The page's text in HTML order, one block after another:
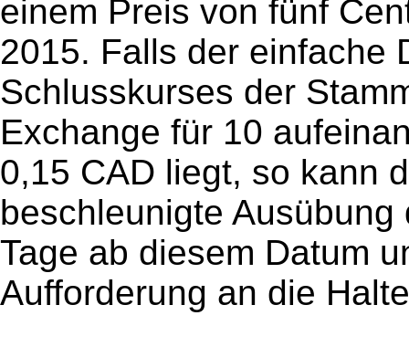
einem Preis von fünf
2015. Falls der einfache
Schlusskurses der
Exchange für 10
0,15 CAD liegt, so kann
beschleunigte
Tage ab diesem Datum
Aufforderung an die